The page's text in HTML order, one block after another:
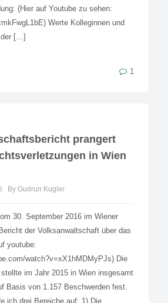
(Hier auf Youtube zu sehen:
Werte Kolleginnen und
der […]
1
prangert
in Wien
By Gudrun Kugler
30. September 2016 im Wiener
der Volksanwaltschaft über das
youtube:
watch?v=xX1hMDMyPJs) Die
im Jahr 2015 in Wien insgesamt
Basis von 1.157 Beschwerden fest.
ich drei Bereiche auf: 1) Die